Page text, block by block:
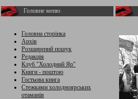
Головне меню
Головна сторінка
Архів
Розширений пошук
Редакція
Клуб "Холодний Яр"
Книги - поштою
Гостьова книга
Стежками холодноярських
отаманів